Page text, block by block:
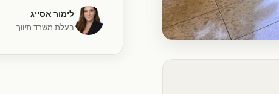
לימור אסייג
בעלת משרד תיווך